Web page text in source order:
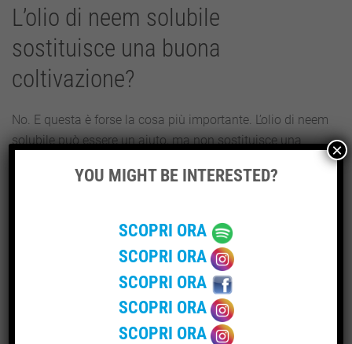
L’olio di neem solubile
sostituisce una buona
coltivazione?
No. E questa è forse la cosa più importante. L’olio di neem
solubile può essere un aiuto, ma non sostituisce una
coltivazione gestita bene. Se le piante sono troppo vicine,
l’umidità è alta, l’aria non circola, il substrato è sbagliato
La cura della canapa legale parte da condizioni corrette:
ambiente sano, pulizia, controllo visivo frequente,
gestione dell’umidità, scelta di prodotti ammessi e
attenzione alla salute generale della pianta.
YOU MIGHT BE INTERESTED?
SCOPRI ORA
SCOPRI ORA
SCOPRI ORA
SCOPRI ORA
SCOPRI ORA
×